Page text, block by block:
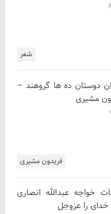
شعر
فریدون مشیری
دوستان ده ها گروهند –
مشیری
خواجه عبدالله انصاری
را عزوجل